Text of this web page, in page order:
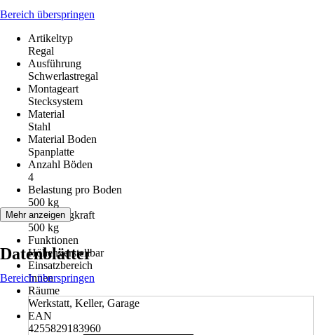
Bereich überspringen
Artikeltyp
Regal
Ausführung
Schwerlastregal
Montageart
Stecksystem
Material
Stahl
Material Boden
Spanplatte
Anzahl Böden
4
Belastung pro Boden
500 kg
Max. Tragkraft
500 kg
Funktionen
Höhenverstellbar
Einsatzbereich
Innen
Räume
Werkstatt, Keller, Garage
EAN
4255829183960
Mehr anzeigen
Datenblätter
Bereich überspringen